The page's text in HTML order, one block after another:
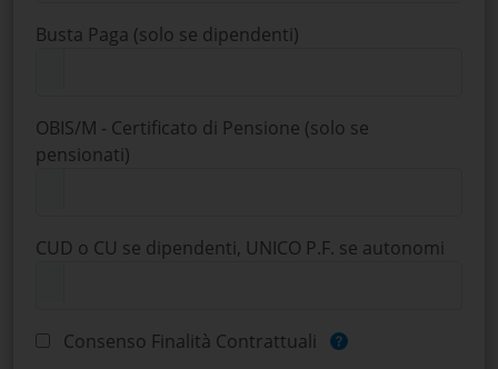
Busta Paga (solo se dipendenti)
OBIS/M - Certificato di Pensione (solo se
pensionati)
CUD o CU se dipendenti, UNICO P.F. se autonomi
Consenso Finalità Contrattuali